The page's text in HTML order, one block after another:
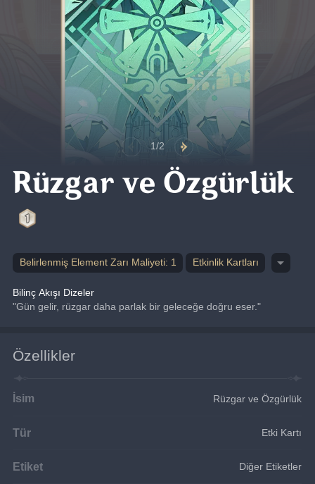
1/2
Rüzgar ve Özgürlük
Belirlenmiş Element Zarı Maliyeti: 1 Etkinlik Kartları
Bilinç Akışı Dizeler
"Gün gelir, rüzgar daha parlak bir geleceğe doğru eser."
Özellikler
İsim Rüzgar ve Özgürlük
Tür Etki Kartı
Etiket Diğer Etiketler